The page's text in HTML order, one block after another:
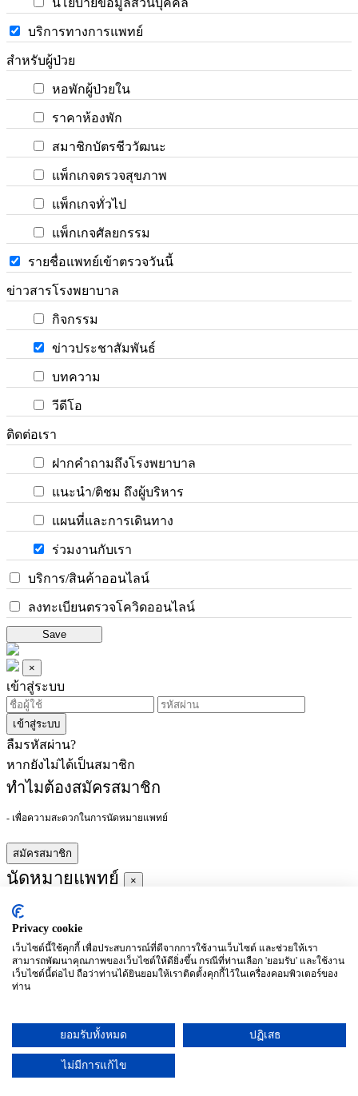
นโยบายข้อมูลส่วนบุคคล
บริการทางการแพทย์
สำหรับผู้ป่วย
หอพักผู้ป่วยใน
ราคาห้องพัก
สมาชิกบัตรชีววัฒนะ
แพ็กเกจตรวจสุขภาพ
แพ็กเกจทั่วไป
แพ็กเกจศัลยกรรม
รายชื่อแพทย์เข้าตรวจวันนี้
ข่าวสารโรงพยาบาล
กิจกรรม
ข่าวประชาสัมพันธ์
บทความ
วีดีโอ
ติดต่อเรา
ฝากคำถามถึงโรงพยาบาล
แนะนำ/ติชม ถึงผู้บริหาร
แผนที่และการเดินทาง
ร่วมงานกับเรา
บริการ/สินค้าออนไลน์
ลงทะเบียนตรวจโควิดออนไลน์
Save
×
เข้าสู่ระบบ
เข้าสู่ระบบ
ลืมรหัสผ่าน?
หากยังไม่ได้เป็นสมาชิก
ทำไมต้องสมัครสมาชิก
- เพื่อความสะดวกในการนัดหมายแพทย์
สมัครสมาชิก
นัดหมายแพทย์ ×
ผู้ชำนาญการ
ประจำ :
อาทิตย์
จันทร์
(27/09)
อังคาร
(28/09)
พุธ
พฤหัสบดี
ศุกร์
เสาร์
Privacy cookie
เว็บไซต์นี้ใช้คุกกี้ เพื่อประสบการณ์ที่ดีจากการใช้งานเว็บไซต์ และช่วยให้เรา
สามารถพัฒนาคุณภาพของเว็บไซต์ให้ดียิ่งขึ้น กรณีที่ท่านเลือก 'ยอมรับ' และใช้งาน
เว็บไซต์นี้ต่อไป ถือว่าท่านได้ยินยอมให้เราติดตั้งคุกกี้ไว้ในเครื่องคอมพิวเตอร์ของ
ท่าน
ยอมรับทั้งหมด ปฏิเสธ
ไม่มีการแก้ไข